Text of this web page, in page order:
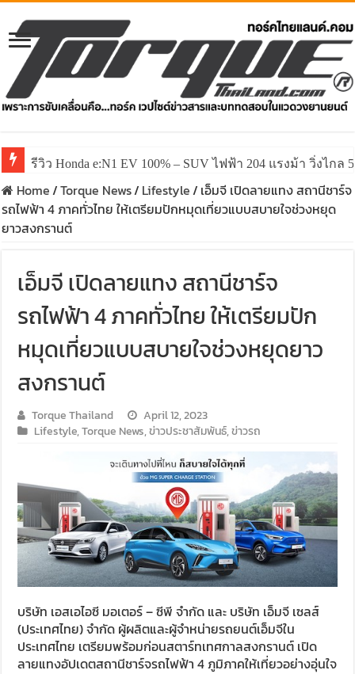
รีวิว Honda e:N1 EV 100% – SUV ไฟฟ้า 204 แรงม้า วิ่งไกล
Home/Torque News/ Lifestyle/ เอ็มจี เปิดลายแทง สถานีชาร์จ
รถไฟฟ้า 4 ภาคทั่วไทย ให้เตรียมปักหมุดเที่ยวแบบสบายใจช่วงหยุด
ยาวสงกรานต์
เอ็มจี เปิดลายแทง สถานีชาร์จ
รถไฟฟ้า 4 ภาคทั่วไทย ให้เตรียมปัก
หมุดเที่ยวแบบสบายใจช่วงหยุดยาว
สงกรานต์
Torque Thailand
April 12, 2023
Lifestyle,Torque News,ข่าวประชาสัมพันธ์,ข่าวรถ
บริษัท เอสเอไอซี มอเตอร์ – ซีพี จำกัด และ บริษัท เอ็มจี เซลส์
(ประเทศไทย) จำกัด ผู้ผลิตและผู้จำหน่ายรถยนต์เอ็มจีใน
ประเทศไทย เตรียมพร้อมก่อนสตาร์ทเทศกาลสงกรานต์ เปิด
ลายแทงอัปเดตสถานีชาร์จรถไฟฟ้า 4 ภูมิภาคให้เที่ยวอย่างอุ่นใจ